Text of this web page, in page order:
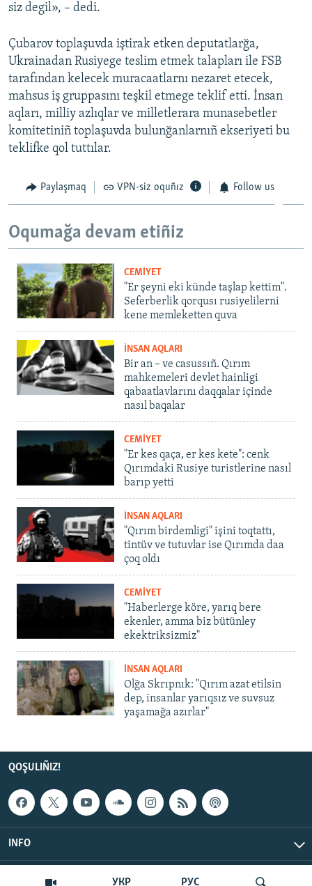
УКР РУС
siz degil», – dedi.
Çubarov toplaşuvda iştirak etken deputatlarğa,
Ukrainadan Rusiyege teslim etmek talapları ile FSB
tarafından kelecek muracaatlarnı nezaret etecek,
mahsus iş gruppasını teşkil etmege teklif etti. İnsan
aqları, milliy azlıqlar ve milletlerara munasebetler
komitetiniñ toplaşuvda bulunğanlarnıñ ekseriyeti bu
teklifke qol tuttılar.
Paylaşmaq VPN-siz oquñız Follow us
Oqumağa devam etiñiz
CEMİYET
"Er şeyni eki künde taşlap kettim".
Seferberlik qorqusı rusiyelilerni
kene memleketten quva
İNSAN AQLARI
Bir an – ve casussıñ. Qırım
mahkemeleri devlet hainligi
qabaatlavlarını daqqalar içinde
nasıl baqalar
CEMİYET
"Er kes qaça, er kes kete": cenk
Qırımdaki Rusiye turistlerine nasıl
barıp yetti
İNSAN AQLARI
"Qırım birdemligi" işini toqtattı,
tintüv ve tutuvlar ise Qırımda daa
çoq oldı
CEMİYET
"Haberlerge köre, yarıq bere
ekenler, amma biz bütünley
ekektriksizmiz"
İNSAN AQLARI
Olğa Skrıpnık: "Qırım azat etilsin
dep, insanlar yarıqsız ve suvsuz
yaşamağa azırlar"
QOŞULIÑIZ!
INFO
© Qırım.Aqiqat, 2026 | All Rights Reserved.